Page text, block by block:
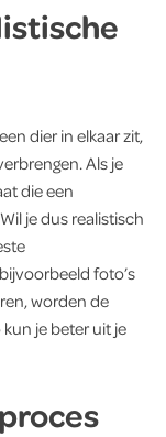
dier in elkaar zit,
Als je
die een
je dus realistisch
foto’s
worden de
je beter uit je